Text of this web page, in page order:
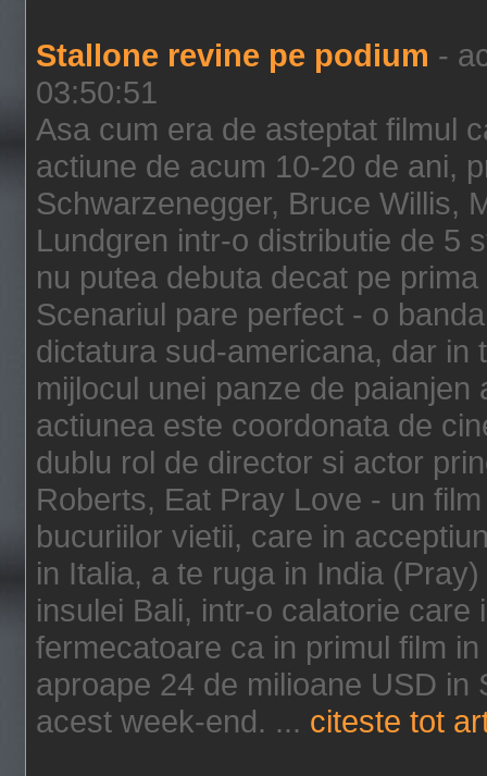
Stallone revine pe podium -
03:50:51
Asa cum era de asteptat filmul
actiune de acum 10-20 de ani,
Schwarzenegger, Bruce Willis,
Lundgren intr-o distributie de 5
nu putea debuta decat pe
Scenariul pare perfect - o
dictatura sud-americana, dar in
mijlocul unei panze de
actiunea este coordonata de
dublu rol de director si actor
Roberts, Eat Pray Love - un
bucuriilor vietii, care in
in Italia, a te ruga in India
insulei Bali, intr-o calatorie
fermecatoare ca in primul film
aproape 24 de milioane USD in
acest week-end. ... citeste tot